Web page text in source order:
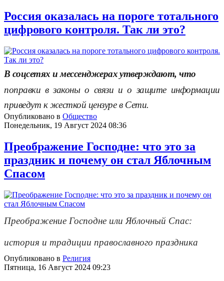
Россия оказалась на пороге тотального
цифрового контроля. Так ли это?
В соцсетях и мессенджерах утверждают, что
поправки в законы о связи и о защите информации
приведут к жесткой цензуре в Сети.
Опубликовано в Общество
Понедельник, 19 Август 2024 08:36
Преображение Господне: что это за
праздник и почему он стал Яблочным
Спасом
Преображение Господне или Яблочный Спас:
история и традиции православного праздника
Опубликовано в Религия
Пятница, 16 Август 2024 09:23